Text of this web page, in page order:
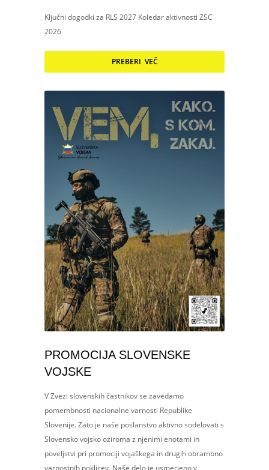
Ključni dogodki za RLS 2027 Koledar aktivnosti ZSC
2026
PREBERI VEČ
PROMOCIJA SLOVENSKE
VOJSKE
V Zvezi slovenskih častnikov se zavedamo
pomembnosti nacionalne varnosti Republike
Slovenije. Zato je naše poslanstvo aktivno sodelovati s
Slovensko vojsko oziroma z njenimi enotami in
poveljstvi pri promociji vojaškega in drugih obrambno
varnostnih poklicev. Naše delo je usmerjeno v